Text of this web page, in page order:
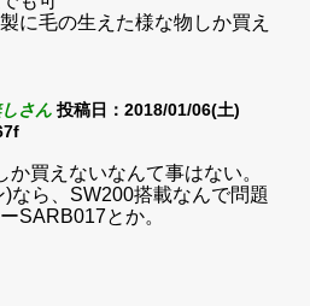
に毛の生えた様な物しか買え
さん 投稿日：2018/01/06(土)
買えないなんて事はない。
なら、SW200搭載なんで問題
SARB017とか。